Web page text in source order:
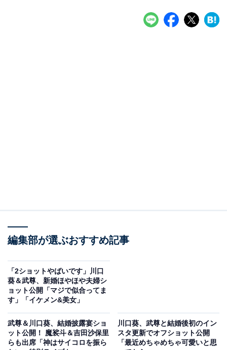
編集部が選ぶおすすめ記事
「2ショットやばいです」川口
葵＆武尊、新婚ほやほや夫婦シ
ョット公開「マジで似合ってま
す」「イケメン&美女」
武尊＆川口葵、結婚披露宴ショ
ット公開！ 魔裟斗＆吉田沙保里
らも出席「神はサイコロを振ら
川口葵、武尊と結婚後初のイン
スタ更新でオフショット公開
「最近めちゃめちゃ可愛いと思